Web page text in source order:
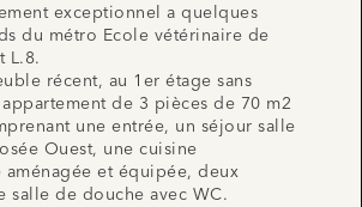
exceptionnel a quelques
du métro Ecole vétérinaire de
L.8.
récent, au 1er étage sans
appartement de 3 pièces de 70 m2
une entrée, un séjour salle
Ouest, une cuisine
aménagée et équipée, deux
salle de douche avec WC.